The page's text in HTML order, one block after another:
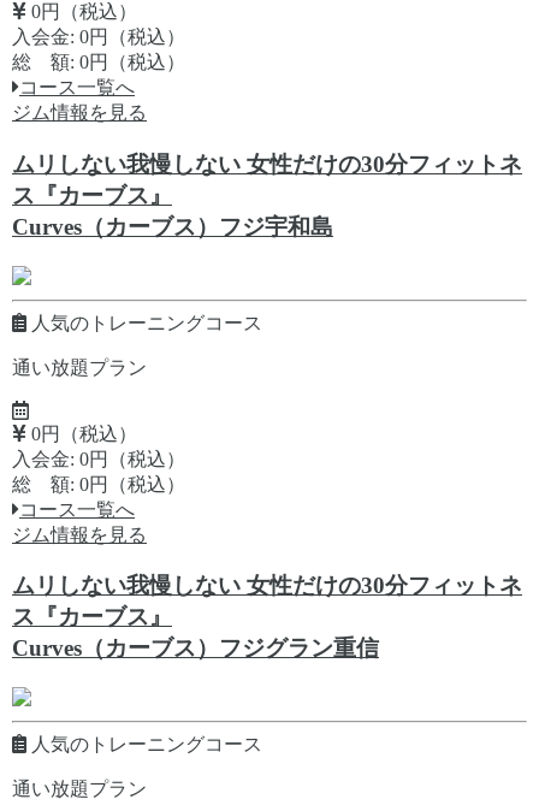
0円（税込）
入会金: 0円（税込）
総 額: 0円（税込）
コース一覧へ
ジム情報を見る
ムリしない我慢しない 女性だけの30分フィットネ
ス『カーブス』
Curves（カーブス）フジ宇和島
人気のトレーニングコース
通い放題プラン
0円（税込）
入会金: 0円（税込）
総 額: 0円（税込）
コース一覧へ
ジム情報を見る
ムリしない我慢しない 女性だけの30分フィットネ
ス『カーブス』
Curves（カーブス）フジグラン重信
人気のトレーニングコース
通い放題プラン